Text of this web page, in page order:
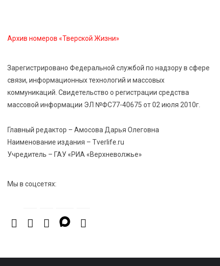
ленту по мотивам басни «Карась»
6 Авг 2026 13:38 371
спортивной столицей России
Архив номеров «Тверской Жизни»
Зарегистрировано Федеральной службой по надзору в сфере
связи, информационных технологий и массовых
коммуникаций. Свидетельство о регистрации средства
массовой информации ЭЛ №ФС77-40675 от 02 июля 2010г.
Главный редактор – Амосова Дарья Олеговна
Наименование издания – Tverlife.ru
Учредитель – ГАУ «РИА «Верхневолжье»
Мы в соцсетях: